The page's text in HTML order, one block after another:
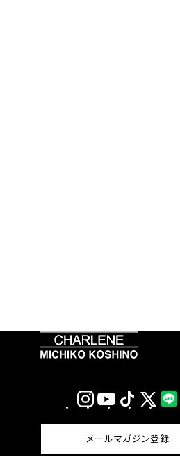
InstagramYouTubeTikTok X
(Twitter)
メールマガジン登録